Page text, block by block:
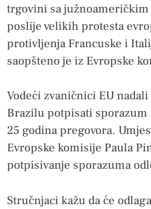
trgovini sa
poslije velikih protesta
protivljenja Francuske i
saopšteno je iz Evropske
Vodeći zvaničnici EU
Brazilu potpisati sporazum
25 godina pregovora.
Evropske komisije Paula
potpisivanje sporazuma
Stručnjaci kažu da će